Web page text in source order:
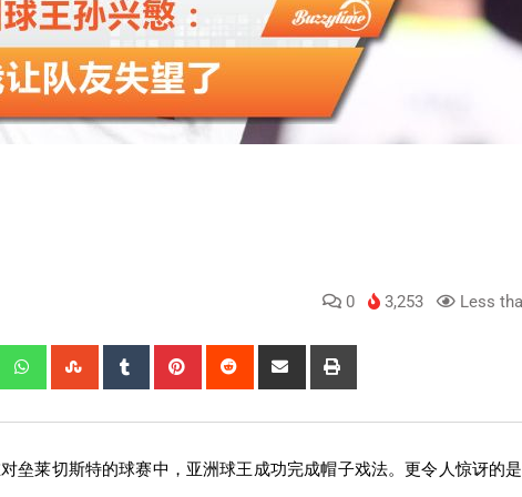
0 3,253 Less
垒莱切斯特的球赛中，亚洲球王成功完成帽子戏法。更令人惊讶的